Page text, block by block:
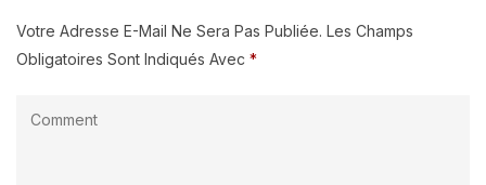
Votre Adresse E-Mail Ne Sera Pas Publiée. Les Champs
Obligatoires Sont Indiqués Avec *